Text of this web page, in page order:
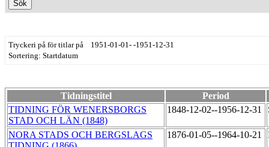
Tryckeri på för titlar på 1951-01-01- -1951-12-31
Sortering: Startdatum
Tidningstitel
Period
TIDNING FÖR WENERSBORGS
STAD OCH LÄN (1848)
1848-12-02--1956-12-31
NORA STADS OCH BERGSLAGS
1876-01-05--1964-10-21